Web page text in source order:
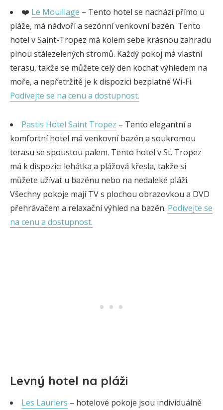
❤️ Le Mouillage – Tento hotel se nachází přímo u
pláže, má nádvoří a sezónní venkovní bazén. Tento
hotel v Saint-Tropez má kolem sebe krásnou zahradu
plnou stálezelených stromů. Každý pokoj má vlastní
terasu, takže se můžete celý den kochat výhledem na
moře, a nepřetržitě je k dispozici bezplatné Wi-Fi.
Podívejte se na cenu a dostupnost.
Pastis Hotel Saint Tropez – Tento elegantní a
komfortní hotel má venkovní bazén a soukromou
terasu se spoustou palem. Tento hotel v St. Tropez
má k dispozici lehátka a plážová křesla, takže si
můžete užívat u bazénu nebo na nedaleké pláži.
Všechny pokoje mají TV s plochou obrazovkou a DVD
přehrávačem a relaxační výhled na bazén. Podívejte se
na cenu a dostupnost.
Levný hotel na pláži
Les Lauriers – hotelové pokoje jsou individuálně